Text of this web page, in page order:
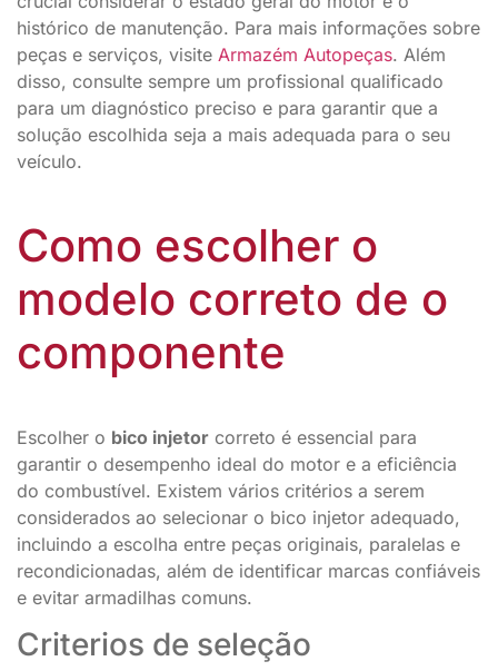
histórico de manutenção. Para mais informações sobre
peças e serviços, visite Armazém Autopeças. Além
disso, consulte sempre um profissional qualificado
para um diagnóstico preciso e para garantir que a
solução escolhida seja a mais adequada para o seu
veículo.
Como escolher o
modelo correto de o
componente
Escolher o bico injetor correto é essencial para
garantir o desempenho ideal do motor e a eficiência
do combustível. Existem vários critérios a serem
considerados ao selecionar o bico injetor adequado,
incluindo a escolha entre peças originais, paralelas e
recondicionadas, além de identificar marcas confiáveis
e evitar armadilhas comuns.
Criterios de seleção